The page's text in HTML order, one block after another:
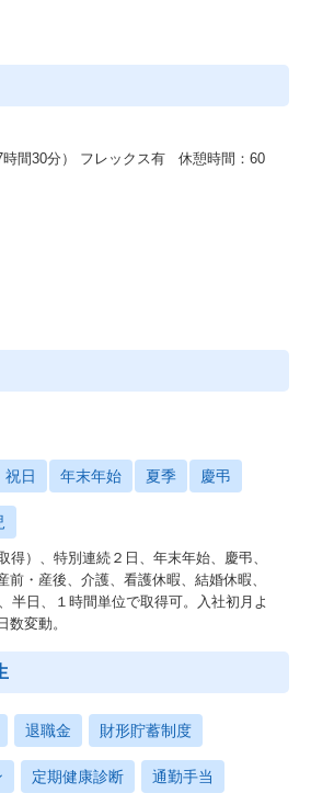
時間30分） フレックス有 休憩時間：60
祝日 年末年始 夏季 慶弔
得）、特別連続２日、年末年始、慶弔、
前・産後、介護、看護休暇、結婚休暇、
半日、１時間単位で取得可。入社初月よ
数変動。
退職金 財形貯蓄制度
定期健康診断 通勤手当